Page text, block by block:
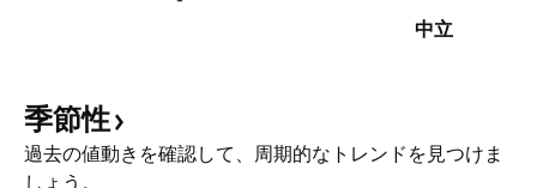
中立
季節性
過去の値動きを確認して、周期的なトレンドを見つけま
しょう。